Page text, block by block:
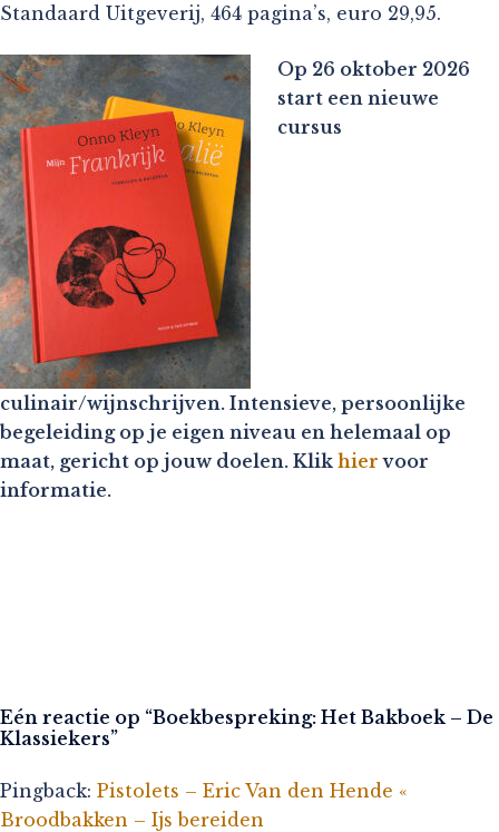
Standaard Uitgeverij, 464 pagina’s, euro 29,95.
Op 26 oktober 2026
start een nieuwe
cursus
culinair/wijnschrijven. Intensieve, persoonlijke
begeleiding op je eigen niveau en helemaal op
maat, gericht op jouw doelen. Klik hier voor
informatie.
Eén reactie op “Boekbespreking: Het Bakboek – De
Klassiekers”
Pingback: Pistolets – Eric Van den Hende «
Broodbakken – Ijs bereiden